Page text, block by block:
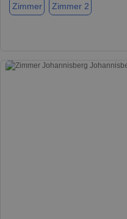
Zimmer Zimmer 2